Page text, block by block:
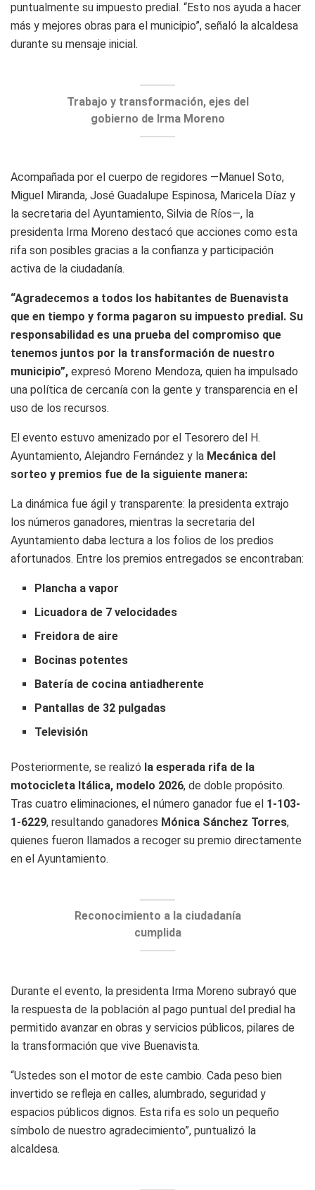
puntualmente su impuesto predial. “Esto nos ayuda a hacer
más y mejores obras para el municipio”, señaló la alcaldesa
durante su mensaje inicial.
Trabajo y transformación, ejes del
gobierno de Irma Moreno
Acompañada por el cuerpo de regidores —Manuel Soto,
Miguel Miranda, José Guadalupe Espinosa, Maricela Díaz y
la secretaria del Ayuntamiento, Silvia de Ríos—, la
presidenta Irma Moreno destacó que acciones como esta
rifa son posibles gracias a la confianza y participación
activa de la ciudadanía.
“Agradecemos a todos los habitantes de Buenavista
que en tiempo y forma pagaron su impuesto predial. Su
responsabilidad es una prueba del compromiso que
tenemos juntos por la transformación de nuestro
municipio”, expresó Moreno Mendoza, quien ha impulsado
una política de cercanía con la gente y transparencia en el
uso de los recursos.
El evento estuvo amenizado por el Tesorero del H.
Ayuntamiento, Alejandro Fernández y la Mecánica del
sorteo y premios fue de la siguiente manera:
La dinámica fue ágil y transparente: la presidenta extrajo
los números ganadores, mientras la secretaria del
Ayuntamiento daba lectura a los folios de los predios
afortunados. Entre los premios entregados se encontraban:
Plancha a vapor
Licuadora de 7 velocidades
Freidora de aire
Bocinas potentes
Batería de cocina antiadherente
Pantallas de 32 pulgadas
Televisión
Posteriormente, se realizó la esperada rifa de la
motocicleta Itálica, modelo 2026, de doble propósito.
Tras cuatro eliminaciones, el número ganador fue el 1-103-
1-6229, resultando ganadores Mónica Sánchez Torres,
quienes fueron llamados a recoger su premio directamente
en el Ayuntamiento.
Reconocimiento a la ciudadanía
cumplida
Durante el evento, la presidenta Irma Moreno subrayó que
la respuesta de la población al pago puntual del predial ha
permitido avanzar en obras y servicios públicos, pilares de
la transformación que vive Buenavista.
“Ustedes son el motor de este cambio. Cada peso bien
invertido se refleja en calles, alumbrado, seguridad y
espacios públicos dignos. Esta rifa es solo un pequeño
símbolo de nuestro agradecimiento”, puntualizó la
alcaldesa.